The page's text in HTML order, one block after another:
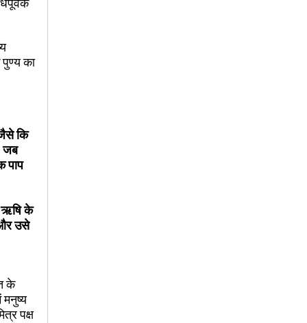
का
कि
जब
पाप
ऋषि के
उसे
के
मनुष्य
पक्ष